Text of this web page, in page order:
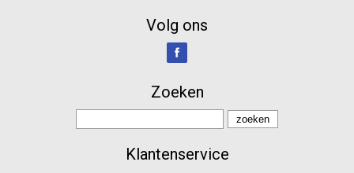
Volg ons
Zoeken
Klantenservice